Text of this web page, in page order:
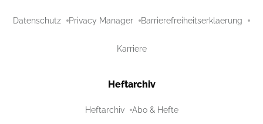
Datenschutz Privacy Manager Barrierefreiheitserklaerung
Karriere
Heftarchiv
Heftarchiv Abo & Hefte